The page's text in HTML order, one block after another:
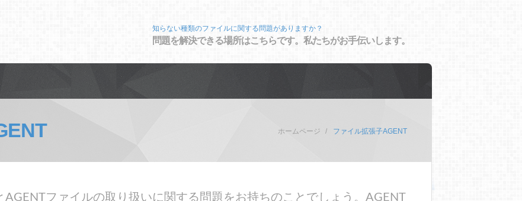
知らない種類のファイルに関する問題がありますか？
問題を解決できる場所はこちらです。私たちがお手伝いします。
ホームページ ファイル拡張子AGENT
ファイルの取り扱いに関する問題をお持ちのことでしょう。AGENT